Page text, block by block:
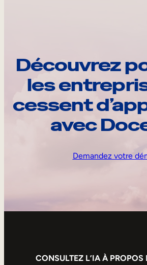
Découvrez
les
cessent
avec
Demandez votre
CONSULTEZ L’IA À PROPOS